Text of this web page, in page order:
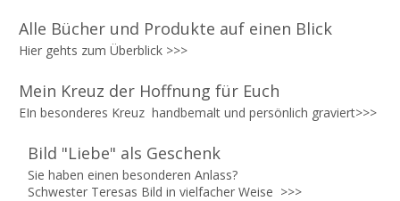
Alle Bücher und Produkte auf einen Blick
Hier gehts zum Überblick >>>
Mein Kreuz der Hoffnung für Euch
EIn besonderes Kreuz handbemalt und persönlich graviert>>>
Bild "Liebe" als Geschenk
Sie haben einen besonderen Anlass?
Schwester Teresas Bild in vielfacher Weise >>>